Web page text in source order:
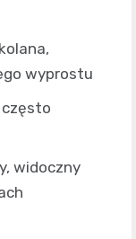
wyprostu
często
widoczny